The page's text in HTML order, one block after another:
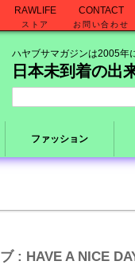
: HAVE A NICE
RAWLIFE
ストア
CONTACT
お問い合わせ
ファッション
ハヤブサマガジンは2005年
日本未到着の出